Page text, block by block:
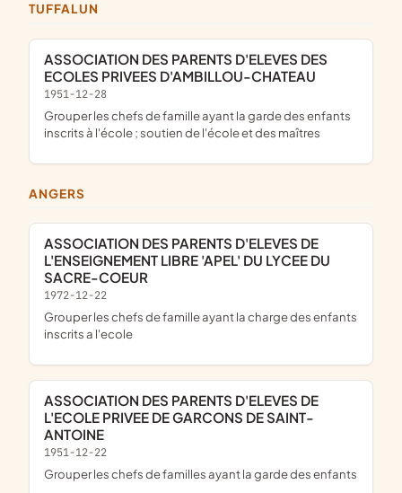
TUFFALUN
ASSOCIATION DES PARENTS D'ELEVES DES
ECOLES PRIVEES D'AMBILLOU-CHATEAU
1951-12-28
grouper les chefs de famille ayant la garde des enfants
inscrits à l'école ; soutien de l'école et des maîtres
ANGERS
ASSOCIATION DES PARENTS D'ELEVES DE
L'ENSEIGNEMENT LIBRE 'APEL' DU LYCEE DU
SACRE-COEUR
1972-12-22
Grouper les chefs de famille ayant la charge des enfants
inscrits a l'ecole
ASSOCIATION DES PARENTS D'ELEVES DE
L'ECOLE PRIVEE DE GARCONS DE SAINT-
ANTOINE
1951-12-22
Grouper les chefs de familles ayant la garde des enfants